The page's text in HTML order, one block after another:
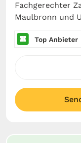
Fachgerechter
Maulbronn und
Top Anbieter